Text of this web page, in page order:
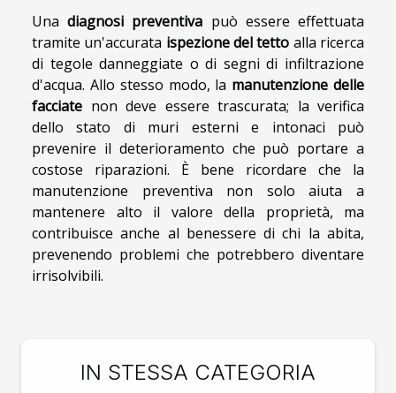
Unadiagnosi preventiva può essere effettuata
tramite un'accurata ispezione del tetto alla ricerca
di tegole danneggiate o di segni di infiltrazione
d'acqua. Allo stesso modo, la manutenzione delle
facciate non deve essere trascurata; la verifica
dello stato di muri esterni e intonaci può
prevenire il deterioramento che può portare a
costose riparazioni. È bene ricordare che la
manutenzione preventiva non solo aiuta a
mantenere alto il valore della proprietà, ma
contribuisce anche al benessere di chi la abita,
prevenendo problemi che potrebbero diventare
irrisolvibili.
IN STESSA CATEGORIA